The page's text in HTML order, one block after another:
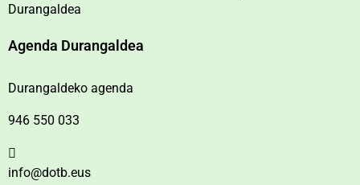
Durangaldea
Agenda Durangaldea
Durangaldeko agenda
946 550 033
info@dotb.eus